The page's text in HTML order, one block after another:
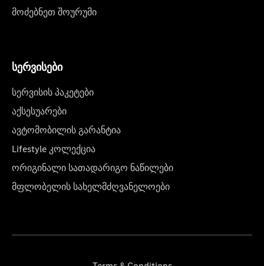
მოძებნეთ შოურუმი
სერვისები
სერვისის პაკეტები
აქსესუარები
ავტომობილის გარანტია
Lifestyle კოლექცია
ორიგინალი სათადარიგო ნაწილები
მფლობელის სახელმძღვანელოები